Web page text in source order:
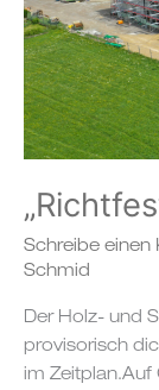
Schreibe
Schmid
Der Holz- und
provisorisch
im Zeitplan.Auf